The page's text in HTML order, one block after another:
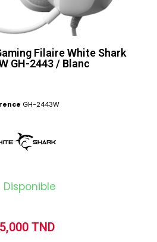
Filaire White Shark
GH-2443 / Blanc
GH-2443W
Disponible
TND